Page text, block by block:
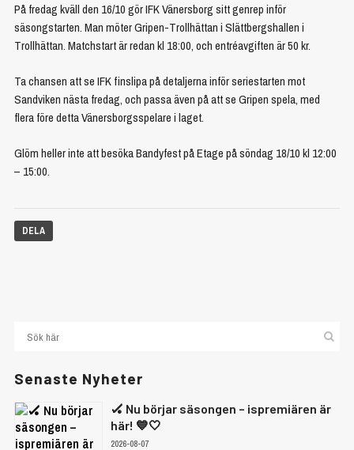
På fredag kväll den 16/10 gör IFK Vänersborg sitt genrep inför
säsongstarten. Man möter Gripen-Trollhättan i Slättbergshallen i
Trollhättan. Matchstart är redan kl 18:00, och entréavgiften är 50 kr.
Ta chansen att se IFK finslipa på detaljerna inför seriestarten mot
Sandviken nästa fredag, och passa även på att se Gripen spela, med
flera före detta Vänersborgsspelare i laget.
Glöm heller inte att besöka Bandyfest på Etage på söndag 18/10 kl 12:00
– 15:00.
DELA
Senaste Nyheter
🏑 Nu börjar säsongen – ispremiären är
här! 💙🤍
2026-08-07